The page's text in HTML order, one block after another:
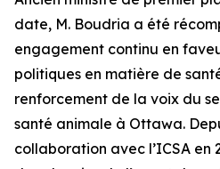
date, M. Boudria a été
engagement continu en
politiques en matière de
renforcement de la voix du
santé animale à Ottawa.
collaboration avec l’ICSA en